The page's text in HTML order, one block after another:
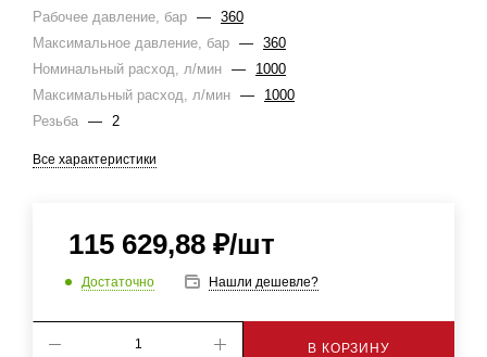
Рабочее давление, бар — 360
Максимальное давление, бар — 360
Номинальный расход, л/мин —
1000
Максимальный расход, л/мин —
1000
Резьба — 2
Все характеристики
115 629,88 ₽/шт
Достаточно Нашли дешевле?
В КОРЗИНУ